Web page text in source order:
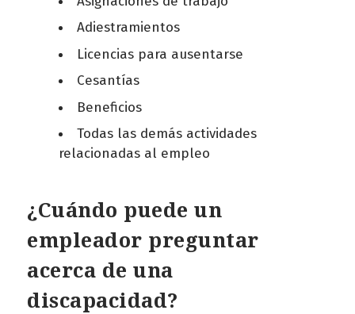
Adiestramientos
Licencias para ausentarse
Cesantías
Beneficios
Todas las demás actividades
relacionadas al empleo
¿Cuándo puede un
empleador preguntar
acerca de una
discapacidad?